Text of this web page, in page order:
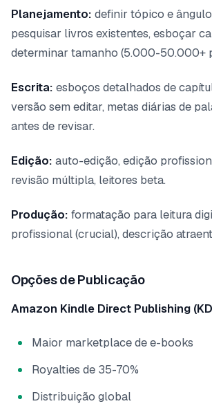
Planejamento: definir tópico e
pesquisar livros existentes, esboçar
determinar tamanho (5.000-50.000+
Escrita: esboços detalhados de
versão sem editar, metas diárias de
antes de revisar.
Edição: auto-edição, edição
revisão múltipla, leitores beta.
Produção: formatação para leitura
profissional (crucial), descrição
Opções de Publicação
Amazon Kindle Direct Publishing
Maior marketplace de e-books
Royalties de 35-70%
Distribuição global